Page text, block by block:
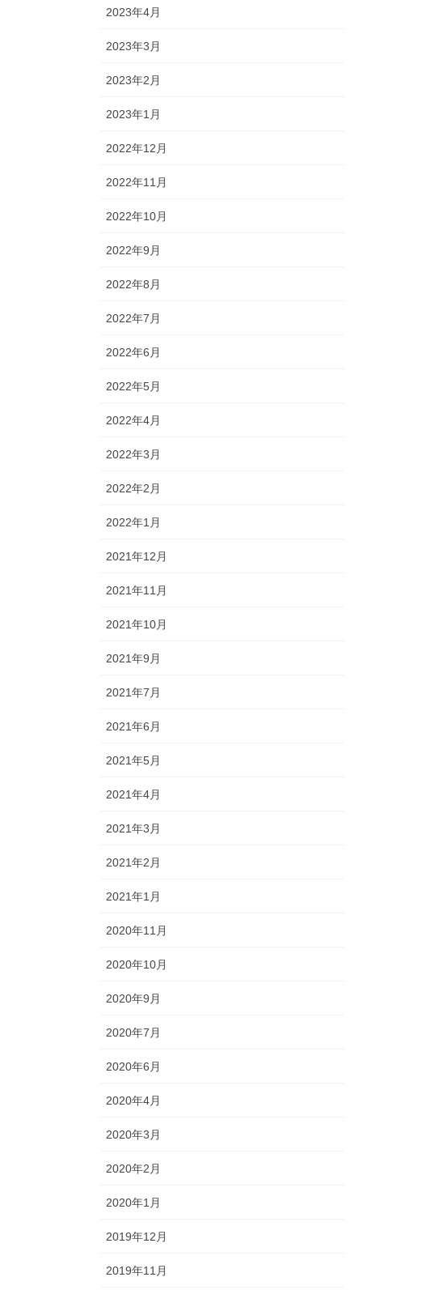
2023年4月
2023年3月
2023年2月
2023年1月
2022年12月
2022年11月
2022年10月
2022年9月
2022年8月
2022年7月
2022年6月
2022年5月
2022年4月
2022年3月
2022年2月
2022年1月
2021年12月
2021年11月
2021年10月
2021年9月
2021年7月
2021年6月
2021年5月
2021年4月
2021年3月
2021年2月
2021年1月
2020年11月
2020年10月
2020年9月
2020年7月
2020年6月
2020年4月
2020年3月
2020年2月
2020年1月
2019年12月
2019年11月